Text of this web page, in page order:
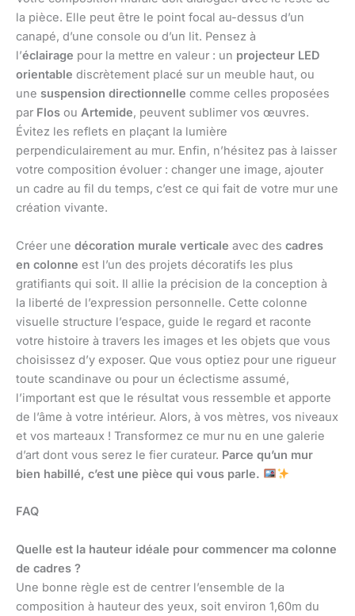
la pièce. Elle peut être le point focal au-dessus d’un
canapé, d’une console ou d’un lit. Pensez à
l’éclairage pour la mettre en valeur : un projecteur LED
orientable discrètement placé sur un meuble haut, ou
une suspension directionnelle comme celles proposées
par Flos ou Artemide, peuvent sublimer vos œuvres.
Évitez les reflets en plaçant la lumière
perpendiculairement au mur. Enfin, n’hésitez pas à laisser
votre composition évoluer : changer une image, ajouter
un cadre au fil du temps, c’est ce qui fait de votre mur une
création vivante.
Créer une décoration murale verticale avec des cadres
en colonne est l’un des projets décoratifs les plus
gratifiants qui soit. Il allie la précision de la conception à
la liberté de l’expression personnelle. Cette colonne
visuelle structure l’espace, guide le regard et raconte
votre histoire à travers les images et les objets que vous
choisissez d’y exposer. Que vous optiez pour une rigueur
toute scandinave ou pour un éclectisme assumé,
l’important est que le résultat vous ressemble et apporte
de l’âme à votre intérieur. Alors, à vos mètres, vos niveaux
et vos marteaux ! Transformez ce mur nu en une galerie
d’art dont vous serez le fier curateur. Parce qu’un mur
bien habillé, c’est une pièce qui vous parle.
FAQ
Quelle est la hauteur idéale pour commencer ma colonne
de cadres ?
Une bonne règle est de centrer l’ensemble de la
composition à hauteur des yeux, soit environ 1,60m du